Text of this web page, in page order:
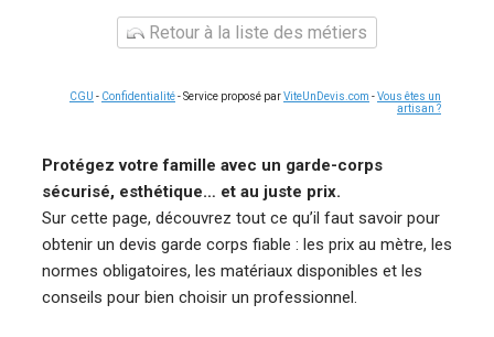
Retour à la liste des métiers
CGU - Confidentialité- Service proposé parViteUnDevis.com -Vous êtes un
artisan ?
Protégez votre famille avec un garde-corps
sécurisé, esthétique… et au juste prix.
Sur cette page, découvrez tout ce qu’il faut savoir pour
obtenir un devis garde corps fiable : les prix au mètre, les
normes obligatoires, les matériaux disponibles et les
conseils pour bien choisir un professionnel.